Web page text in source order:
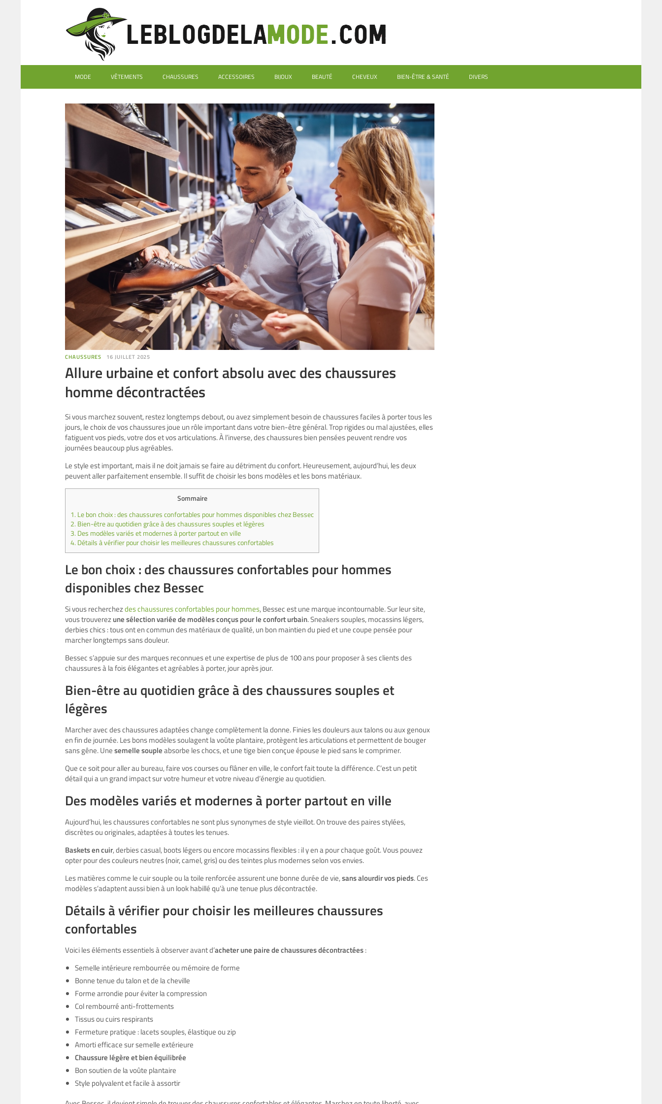
MODE VÊTEMENTS CHAUSSURES ACCESSOIRES BIJOUX BEAUTÉ CHEVEUX BIEN-ÊTRE & SANTÉ DIVERS
CHAUSSURES 16 JUILLET 2025
Allure urbaine et confort absolu avec des chaussures
homme décontractées
Si vous marchez souvent, restez longtemps debout, ou avez simplement besoin de chaussures faciles à porter tous les
jours, le choix de vos chaussures joue un rôle important dans votre bien-être général. Trop rigides ou mal ajustées, elles
fatiguent vos pieds, votre dos et vos articulations. À l’inverse, des chaussures bien pensées peuvent rendre vos
journées beaucoup plus agréables.
Le style est important, mais il ne doit jamais se faire au détriment du confort. Heureusement, aujourd’hui, les deux
peuvent aller parfaitement ensemble. Il suffit de choisir les bons modèles et les bons matériaux.
Sommaire
1. Le bon choix : des chaussures confortables pour hommes disponibles chez Bessec
2. Bien-être au quotidien grâce à des chaussures souples et légères
3. Des modèles variés et modernes à porter partout en ville
4. Détails à vérifier pour choisir les meilleures chaussures confortables
Le bon choix : des chaussures confortables pour hommes
disponibles chez Bessec
Si vous recherchezdes chaussures confortables pour hommes, Bessec est une marque incontournable. Sur leur site,
vous trouverezune sélection variée de modèles conçus pour le confort urbain. Sneakers souples, mocassins légers,
derbies chics : tous ont en commun des matériaux de qualité, un bon maintien du pied et une coupe pensée pour
marcher longtemps sans douleur.
Bessec s’appuie sur des marques reconnues et une expertise de plus de 100 ans pour proposer à ses clients des
chaussures à la fois élégantes et agréables à porter, jour après jour.
Bien-être au quotidien grâce à des chaussures souples et
légères
Marcher avec des chaussures adaptées change complètement la donne. Finies les douleurs aux talons ou aux genoux
en fin de journée. Les bons modèles soulagent la voûte plantaire, protègent les articulations et permettent de bouger
sans gêne. Unesemelle soupleabsorbe les chocs, et une tige bien conçue épouse le pied sans le comprimer.
Que ce soit pour aller au bureau, faire vos courses ou flâner en ville, le confort fait toute la différence. C’est un petit
détail qui a un grand impact sur votre humeur et votre niveau d’énergie au quotidien.
Des modèles variés et modernes à porter partout en ville
Aujourd’hui, les chaussures confortables ne sont plus synonymes de style vieillot. On trouve des paires stylées,
discrètes ou originales, adaptées à toutes les tenues.
Baskets en cuir, derbies casual, boots légers ou encore mocassins flexibles : il y en a pour chaque goût. Vous pouvez
opter pour des couleurs neutres (noir, camel, gris) ou des teintes plus modernes selon vos envies.
Les matières comme le cuir souple ou la toile renforcée assurent une bonne durée de vie,sans alourdir vos pieds. Ces
modèles s’adaptent aussi bien à un look habillé qu’à une tenue plus décontractée.
Détails à vérifier pour choisir les meilleures chaussures
confortables
Voici les éléments essentiels à observer avant d’acheter une paire de chaussures décontractées:
Semelle intérieure rembourrée ou mémoire de forme
Bonne tenue du talon et de la cheville
Forme arrondie pour éviter la compression
Col rembourré anti-frottements
Tissus ou cuirs respirants
Fermeture pratique : lacets souples, élastique ou zip
Amorti efficace sur semelle extérieure
Chaussure légère et bien équilibrée
Bon soutien de la voûte plantaire
Style polyvalent et facile à assortir